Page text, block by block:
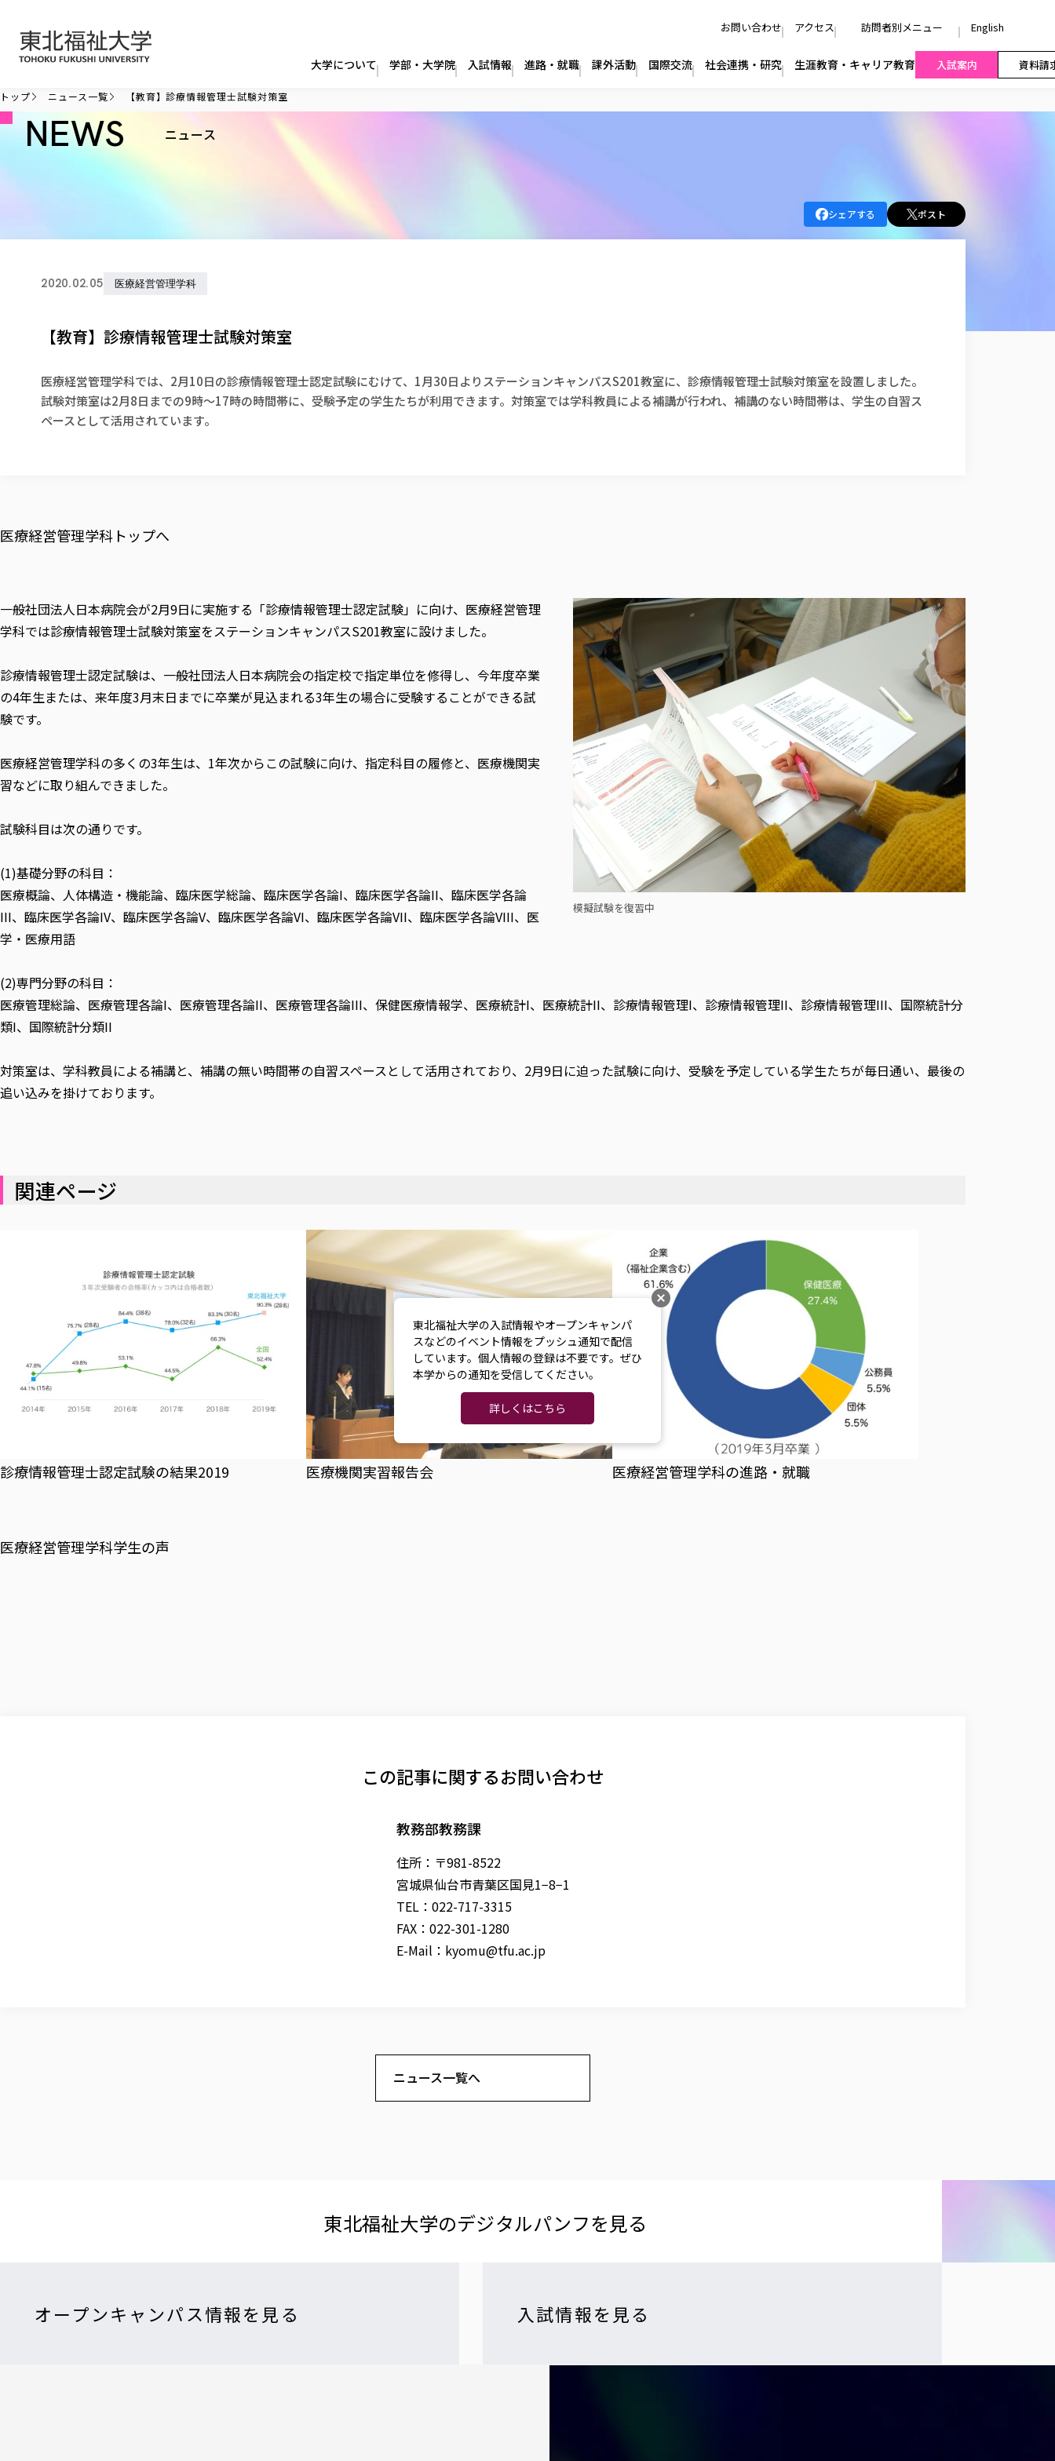
お問い合わせ アクセス 訪問者別メニュー English
大学について 学部・大学院 入試情報 進路・就職 課外活動 国際交流 社会連携・研究 生涯教育・キャリア教育 入試案内 資料請
トップ ニュース一覧 【教育】診療情報管理士試験対策室
NEWS ニュース
シェアする ポスト
2020.02.05 医療経営管理学科
【教育】診療情報管理士試験対策室
医療経営管理学科では、2月10日の診療情報管理士認定試験にむけて、1月30日よりステーションキャンパスS201教室に、診療情報管理士試験対策室を設置しました。
試験対策室は2月8日までの9時〜17時の時間帯に、受験予定の学生たちが利用できます。対策室では学科教員による補講が行われ、補講のない時間帯は、学生の自習ス
ペースとして活用されています。
医療経営管理学科トップへ
模擬試験を復習中
一般社団法人日本病院会が2月9日に実施する「診療情報管理士認定試験」に向け、医療経営管理
学科では診療情報管理士試験対策室をステーションキャンパスS201教室に設けました。
診療情報管理士認定試験は、一般社団法人日本病院会の指定校で指定単位を修得し、今年度卒業
の4年生または、来年度3月末日までに卒業が見込まれる3年生の場合に受験することができる試
験です。
医療経営管理学科の多くの3年生は、1年次からこの試験に向け、指定科目の履修と、医療機関実
習などに取り組んできました。
試験科目は次の通りです。
(1)基礎分野の科目：
医療概論、人体構造・機能論、臨床医学総論、臨床医学各論I、臨床医学各論II、臨床医学各論
III、臨床医学各論IV、臨床医学各論V、臨床医学各論VI、臨床医学各論VII、臨床医学各論VIII、医
学・医療用語
(2)専門分野の科目：
医療管理総論、医療管理各論I、医療管理各論II、医療管理各論III、保健医療情報学、医療統計I、医療統計II、診療情報管理I、診療情報管理II、診療情報管理III、国際統計分
類I、国際統計分類II
対策室は、学科教員による補講と、補講の無い時間帯の自習スペースとして活用されており、2月9日に迫った試験に向け、受験を予定している学生たちが毎日通い、最後の
追い込みを掛けております。
関連ページ
診療情報管理士認定試験の結果2019 医療機関実習報告会 医療経営管理学科の進路・就職
医療経営管理学科学生の声
この記事に関するお問い合わせ
教務部教務課
住所：〒981-8522
宮城県仙台市青葉区国見1−8−1
TEL：022-717-3315
FAX：022-301-1280
E-Mail： kyomu@tfu.ac.jp
ニュース一覧へ
東北福祉大学の​デジタルパンフを​見る​
オープンキャンパス情報を見る 入試情報を見る
東北福祉大学の入試情報やオープンキャンパ
スなどのイベント情報をプッシュ通知で配信
しています。個人情報の登録は不要です。ぜひ
本学からの通知を受信してください。
詳しくはこちら